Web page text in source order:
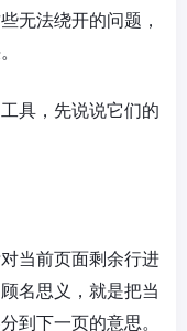
无法绕开的问题，
具，先说说它们的
当前页面剩余行进
名思义，就是把当
到下一页的意思。